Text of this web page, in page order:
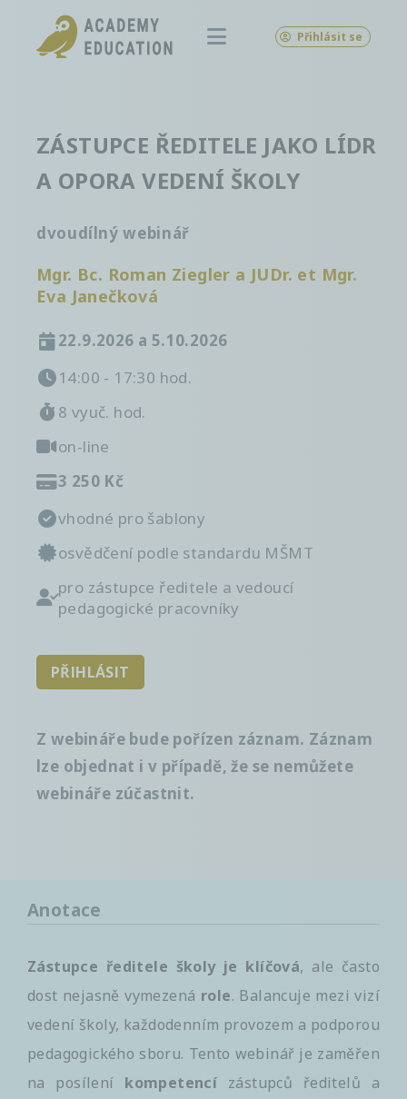
Přihlásit se
ZÁSTUPCE ŘEDITELE JAKO LÍDR
A OPORA VEDENÍ ŠKOLY
dvoudílný webinář
Mgr. Bc. Roman Ziegler a JUDr. et Mgr.
Eva Janečková
22.9.2026 a 5.10.2026
14:00 - 17:30 hod.
8 vyuč. hod.
on-line
3 250 Kč
vhodné pro šablony
osvědčení podle standardu MŠMT
pro zástupce ředitele a vedoucí
pedagogické pracovníky
PŘIHLÁSIT
Z webináře bude pořízen záznam. Záznam
lze objednat i v případě, že se nemůžete
webináře zúčastnit.
Anotace
Zástupce ředitele školy je klíčová, ale často
dost nejasně vymezená role. Balancuje mezi vizí
vedení školy, každodenním provozem a podporou
pedagogického sboru. Tento webinář je zaměřen
na posílení kompetencí zástupců ředitelů a